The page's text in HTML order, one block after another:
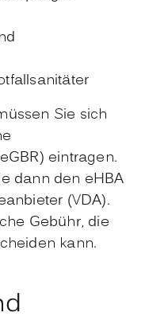
Sie sich
eintragen.
dann den eHBA
(VDA).
Gebühr, die
kann.